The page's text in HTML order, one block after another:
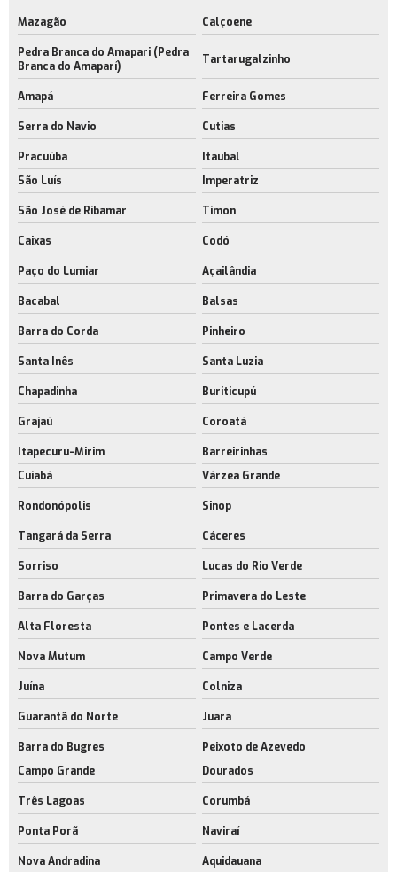
Mazagão Calçoene
Pedra Branca do Amapari (Pedra
Branca do Amaparí)
Tartarugalzinho
Amapá Ferreira Gomes
Serra do Navio Cutias
Pracuúba
Itaubal
São Luís
Imperatriz
São José de Ribamar Timon
Caixas Codó
Paço do Lumiar Açailândia
Bacabal Balsas
Barra do Corda Pinheiro
Santa Inês Santa Luzia
Chapadinha Buriticupú
Grajaú Coroatá
Itapecuru-Mirim
Barreirinhas
Cuiabá
Várzea Grande
Rondonópolis Sinop
Tangará da Serra Cáceres
Sorriso Lucas do Rio Verde
Barra do Garças Primavera do Leste
Alta Floresta Pontes e Lacerda
Nova Mutum Campo Verde
Juína Colniza
Guarantã do Norte Juara
Barra do Bugres
Peixoto de Azevedo
Campo Grande
Dourados
Três Lagoas Corumbá
Ponta Porã Naviraí
Nova Andradina Aquidauana